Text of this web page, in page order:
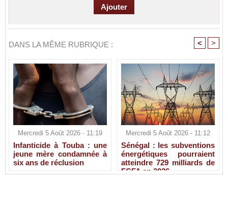
DANS LA MÊME RUBRIQUE : < >
Mercredi 5 Août 2026 - 11:19
Infanticide à Touba : une
jeune mère condamnée à
six ans de réclusion
Mercredi 5 Août 2026 - 11:12
Sénégal : les subventions
énergétiques pourraient
atteindre 729 milliards de
FCFA en 2026